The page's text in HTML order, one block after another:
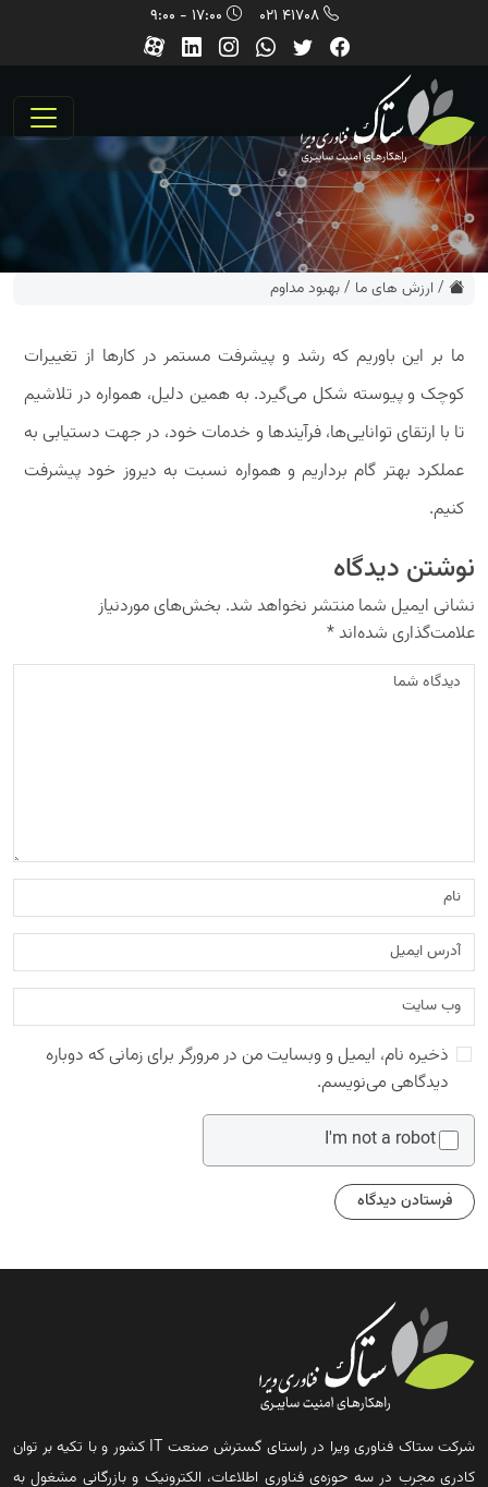
41708 021
/ ارزش های ما /بهبود مداوم
ما بر این باوریم که رشد و پیشرفت مستمر در کارها از تغییرات
کوچک و پیوسته شکل می‌گیرد. به همین دلیل، همواره در تلاشیم
تا با ارتقای توانایی‌ها، فرآیندها و خدمات خود، در جهت دستیابی به
عملکرد بهتر گام برداریم و همواره نسبت به دیروز خود پیشرفت
کنیم.
نوشتن دیدگاه
نشانی ایمیل شما منتشر نخواهد شد. بخش‌های موردنیاز
علامت‌گذاری شده‌اند*
ذخیره نام، ایمیل و وبسایت من در مرورگر برای زمانی که دوباره
دیدگاهی می‌نویسم.
I'm not a robot
شرکت ستاک فناوری ویرا در راستای گسترش صنعت IT کشور و با تکیه بر توان
کادری مجرب در سه حوزه‌ی فناوری اطلاعات، الکترونیک و بازرگانی مشغول به